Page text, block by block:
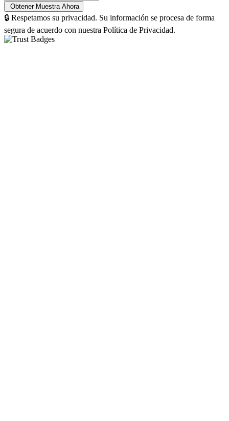
🔒 Respetamos su privacidad. Su información se procesa de forma
segura de acuerdo con nuestra Política de Privacidad.